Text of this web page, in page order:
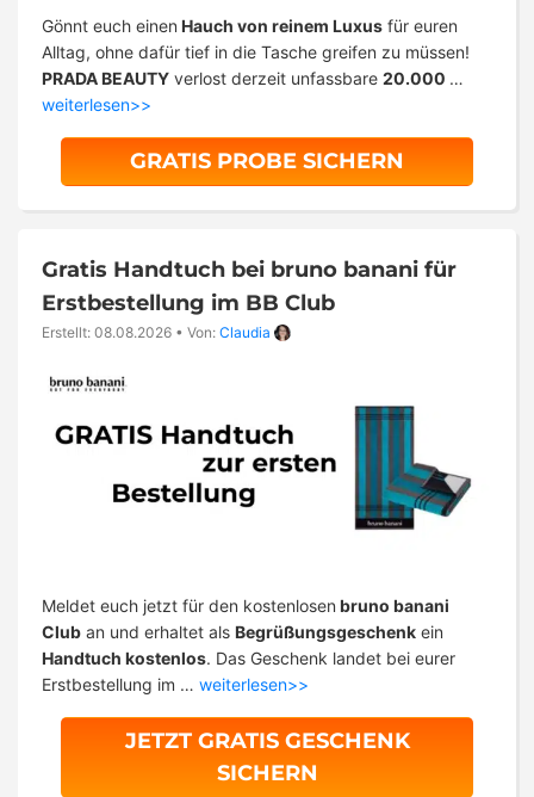
Gönnt euch einen Hauch von reinem Luxus für euren
Alltag, ohne dafür tief in die Tasche greifen zu müssen!
PRADA BEAUTY verlost derzeit unfassbare 20.000 …
weiterlesen>>
GRATIS PROBE SICHERN
Gratis Handtuch bei bruno banani für
Erstbestellung im BB Club
Erstellt: 08.08.2026 • Von: Claudia
Meldet euch jetzt für den kostenlosen bruno banani
Club an und erhaltet als Begrüßungsgeschenk ein
Handtuch kostenlos. Das Geschenk landet bei eurer
Erstbestellung im … weiterlesen>>
JETZT GRATIS GESCHENK
SICHERN